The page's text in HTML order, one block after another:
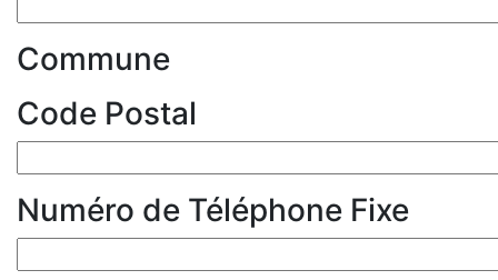
Commune
Code Postal
Numéro de Téléphone Fixe